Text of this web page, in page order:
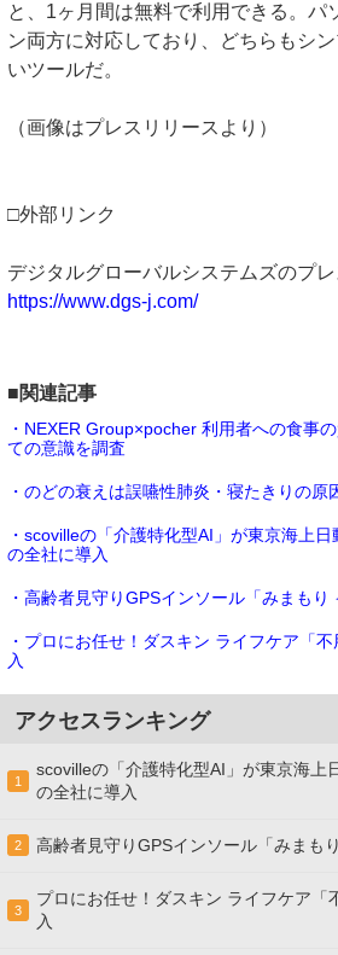
と、1ヶ月間は無料で利用できる。パ
ン両方に対応しており、どちらもシ
いツールだ。
（画像はプレスリリースより）
□外部リンク
デジタルグローバルシステムズのプ
https://www.dgs-j.com/
■関連記事
・NEXER Group×pocher 利用者への食事
ての意識を調査
・のどの衰えは誤嚥性肺炎・寝たきりの原
・scovilleの「介護特化型AI」が東京海上
の全社に導入
・高齢者見守りGPSインソール「みまもり
・プロにお任せ！ダスキン ライフケア「
入
アクセスランキング
1
scovilleの「介護特化型AI」が東京海上
の全社に導入
2 高齢者見守りGPSインソール「みまも
3
プロにお任せ！ダスキン ライフケア「
入